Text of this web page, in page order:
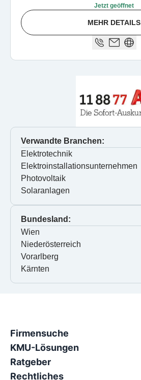
Jetzt geöffnet
MEHR DETAILS
Verwandte Branchen:
Elektrotechnik
Elektroinstallationsunternehmen
Photovoltaik
Solaranlagen
Bundesland:
Wien
Niederösterreich
Vorarlberg
Kärnten
Firmensuche
KMU-Lösungen
Ratgeber
Rechtliches